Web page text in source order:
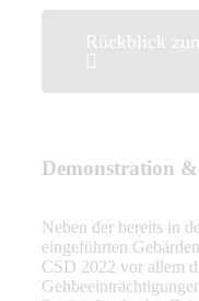
Rückblick
Demonstration
Neben der bereits in
eingeführten
CSD 2022 vor allem